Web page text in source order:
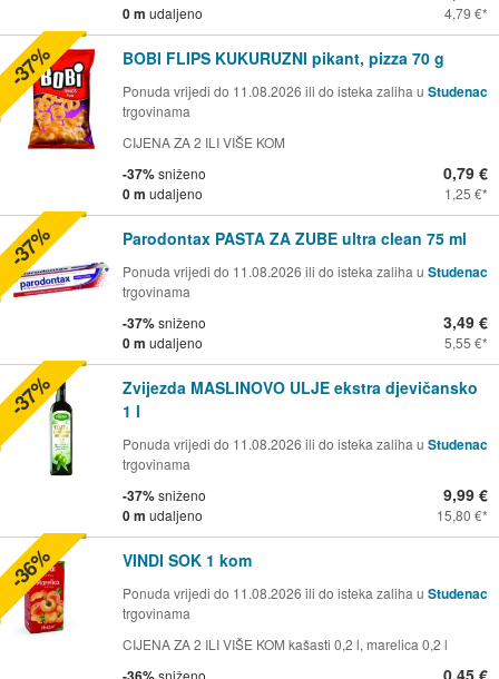
0 m udaljeno 4,79 €
BOBI FLIPS KUKURUZNI pikant, pizza 70 g
Ponuda vrijedi do 11.08.2026 ili do isteka zaliha u Studenac
trgovinama
CIJENA ZA 2 ILI VIŠE KOM
-37%sniženo
0 m udaljeno
0,79 €
1,25 €
-37%
Parodontax PASTA ZA ZUBE ultra clean 75 ml
Ponuda vrijedi do 11.08.2026 ili do isteka zaliha u Studenac
trgovinama
-37%sniženo
0 m udaljeno
3,49 €
5,55 €
-37%
Zvijezda MASLINOVO ULJE ekstra djevičansko
1 l
Ponuda vrijedi do 11.08.2026 ili do isteka zaliha u Studenac
trgovinama
-37%sniženo
0 m udaljeno
9,99 €
15,80 €
-37%
VINDI SOK 1 kom
Ponuda vrijedi do 11.08.2026 ili do isteka zaliha u Studenac
trgovinama
CIJENA ZA 2 ILI VIŠE KOM kašasti 0,2 l, marelica 0,2 l
-36%